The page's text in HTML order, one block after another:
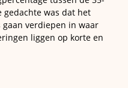
gedachte was dat het
gaan verdiepen in waar
liggen op korte en